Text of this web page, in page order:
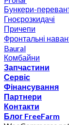
Бункери-
Гноєрозкидачі
Причепи
Фронтальні
Baural
Комбайни
Запчастини
Сервіс
Фінансування
Партнери
Контакти
Блог FreeFarm